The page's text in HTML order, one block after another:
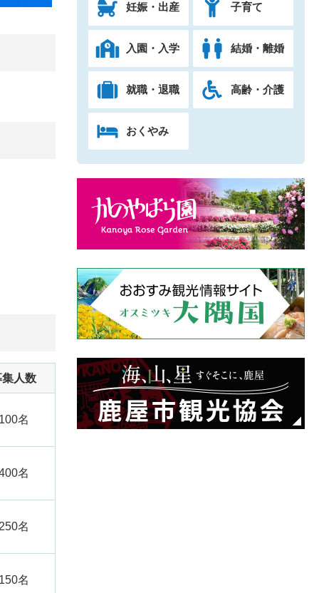
集人数
100名
名
250名
150名
妊娠・出産 子育て
入園・入学 結婚・離婚
就職・退職 高齢・介護
おくやみ